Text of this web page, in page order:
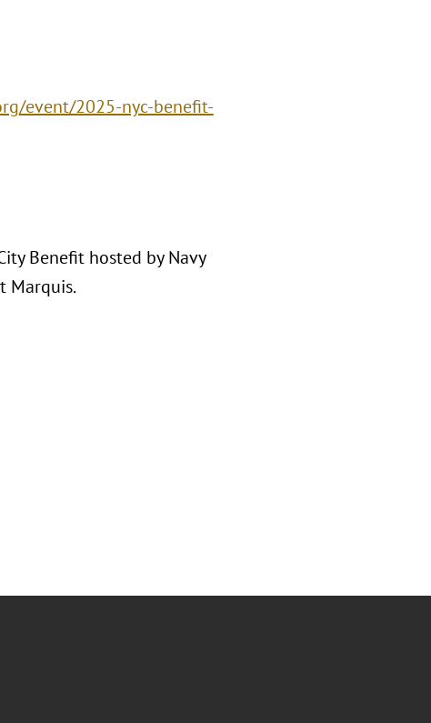
event/2025-nyc-benefit-
Benefit hosted by Navy
Marquis.